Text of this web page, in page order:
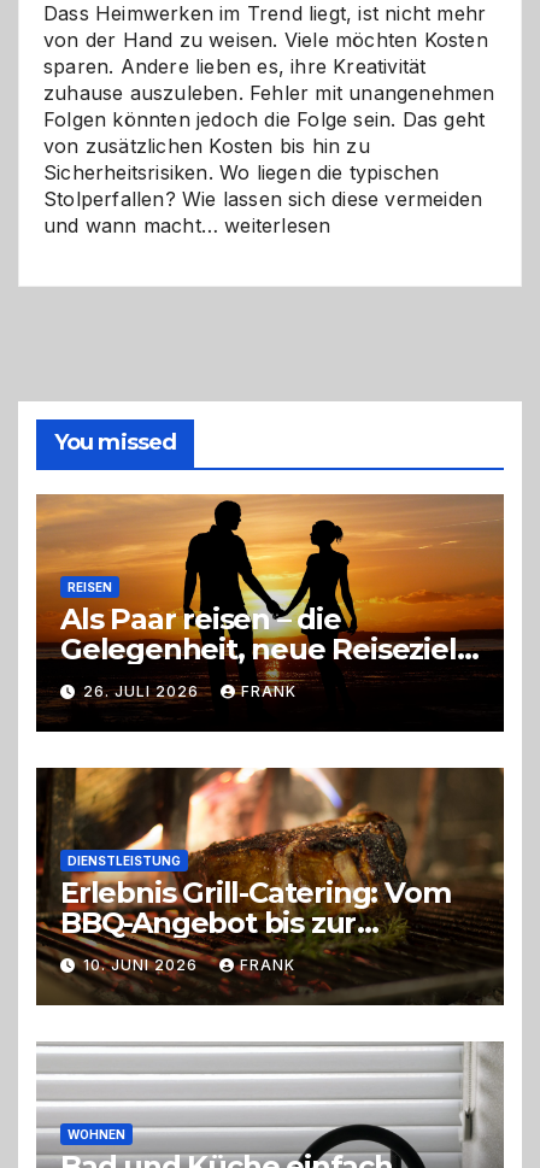
Dass Heimwerken im Trend liegt, ist nicht mehr
von der Hand zu weisen. Viele möchten Kosten
sparen. Andere lieben es, ihre Kreativität
zuhause auszuleben. Fehler mit unangenehmen
Folgen könnten jedoch die Folge sein. Das geht
von zusätzlichen Kosten bis hin zu
Sicherheitsrisiken. Wo liegen die typischen
Stolperfallen? Wie lassen sich diese vermeiden
und wann macht…Selber
richtige
Entscheidung
weiterlesen
You missed
REISEN
Als Paar reisen – die
Gelegenheit, neue Reiseziele
zu entdecken
26. JULI 2026 FRANK
DIENSTLEISTUNG
Erlebnis Grill-Catering: Vom
BBQ-Angebot bis zur
perfekten Eventorganisation
Trend zu Outdoor-Events,
Erlebnisgastronomie und
Live-Cooking
10. JUNI 2026 FRANK
WOHNEN